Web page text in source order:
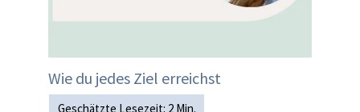
Wie du jedes Ziel erreichst